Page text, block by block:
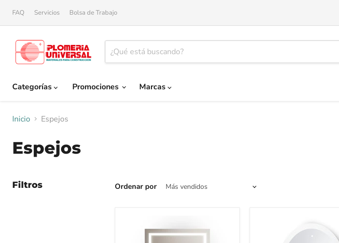
FAQ Servicios Bolsa de Trabajo
Categorías
Promociones Marcas
Inicio Espejos
Espejos
Filtros Ordenar por